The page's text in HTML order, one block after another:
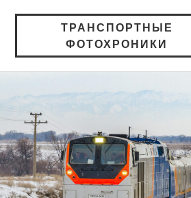
ТРАНСПОРТНЫЕ
ФОТОХРОНИКИ